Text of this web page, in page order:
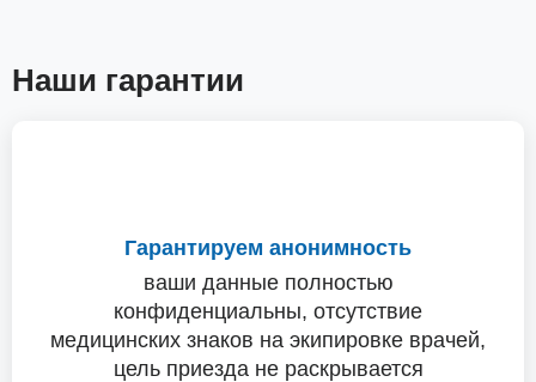
Наши гарантии
Гарантируем анонимность
ваши данные полностью
конфиденциальны, отсутствие
медицинских знаков на экипировке врачей,
цель приезда не раскрывается